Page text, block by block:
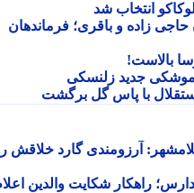
انتخاب شد
زاده و باقری؛ فرماندهان
جدید زلنسکی
با پاس گل برگشت
آرزومندی گارد خلاقش را
راهکار شکایت والدین اعلام